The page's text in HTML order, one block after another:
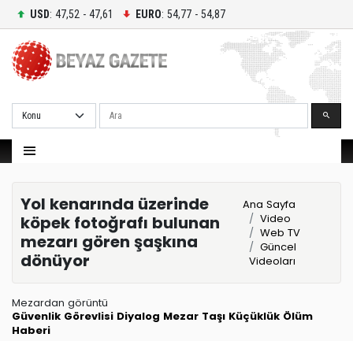
USD: 47,52 - 47,61 EURO: 54,77 - 54,87
Ara
Yol kenarında üzerinde
köpek fotoğrafı bulunan
mezarı gören şaşkına
dönüyor
Ana Sayfa
Video
Web TV
Güncel
Videoları
Mezardan görüntü
Güvenlik Görevlisi Diyalog Mezar Taşı Küçüklük Ölüm
Haberi